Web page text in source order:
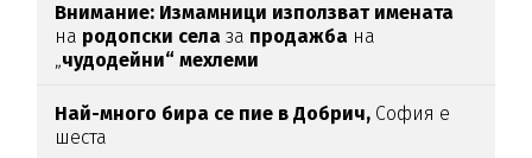
Внимание: Измамници използват имената
на родопски села за продажба на
„чудодейни“ мехлеми
Най-много бира се пие в Добрич, София е
шеста